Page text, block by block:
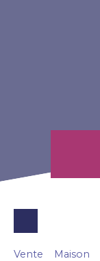
Vente Maison